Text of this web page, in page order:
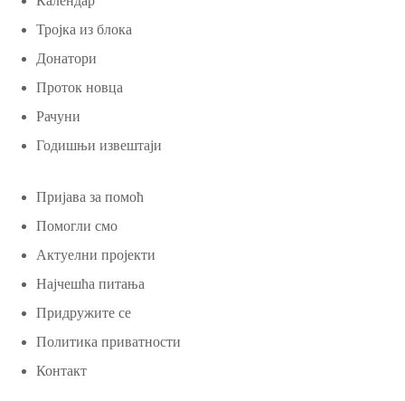
Тројка из блока
Донатори
Проток новца
Рачуни
Годишњи извештаји
Пријава за помоћ
Помогли смо
Актуелни пројекти
Најчешћа питања
Придружите се
Политика приватности
Контакт